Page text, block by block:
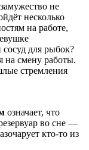
не
несколько
на работе,
для рыбок?
на смену работы.
стремления
означает, что
во сне —
кто-то из